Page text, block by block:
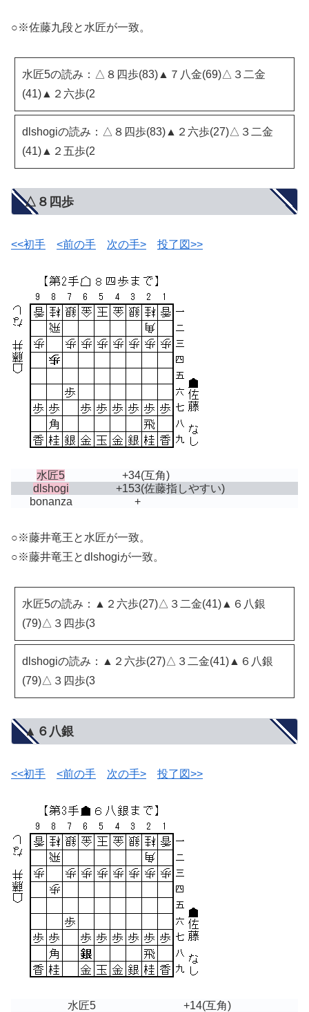
○※佐藤九段と水匠が一致。
水匠5の読み：△８四歩(83)▲７八金(69)△３二金
(41)▲２六歩(2
dlshogiの読み：△８四歩(83)▲２六歩(27)△３二金
(41)▲２五歩(2
△８四歩
<<初手 <前の手 次の手> 投了図>>
水匠5 +34(互角)
dlshogi
+153(佐藤指しやすい)
bonanza
+
○※藤井竜王と水匠が一致。
○※藤井竜王とdlshogiが一致。
水匠5の読み：▲２六歩(27)△３二金(41)▲６八銀
(79)△３四歩(3
dlshogiの読み：▲２六歩(27)△３二金(41)▲６八銀
(79)△３四歩(3
▲６八銀
<<初手 <前の手 次の手> 投了図>>
水匠5 +14(互角)